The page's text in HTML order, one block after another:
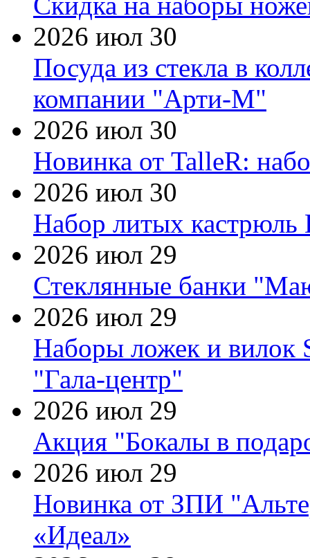
2026 июл 30
Посуда из стекла в
компании "Арти-М"
2026 июл 30
Новинка от TalleR:
2026 июл 30
Набор литых кастрюль
2026 июл 29
Стеклянные банки
2026 июл 29
Наборы ложек и вилок
"Гала-центр"
2026 июл 29
Акция "Бокалы в
2026 июл 29
Новинка от ЗПИ
«Идеал»